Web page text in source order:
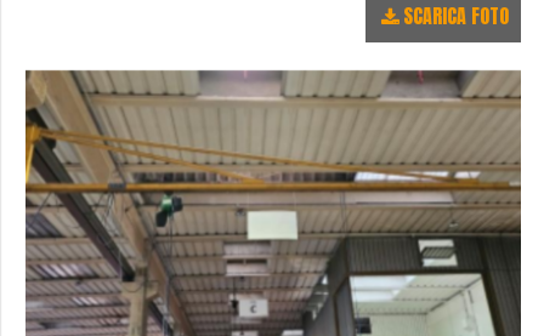
SCARICA FOTO